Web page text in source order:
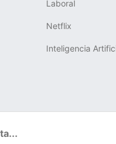
Laboral
Netflix
Inteligencia